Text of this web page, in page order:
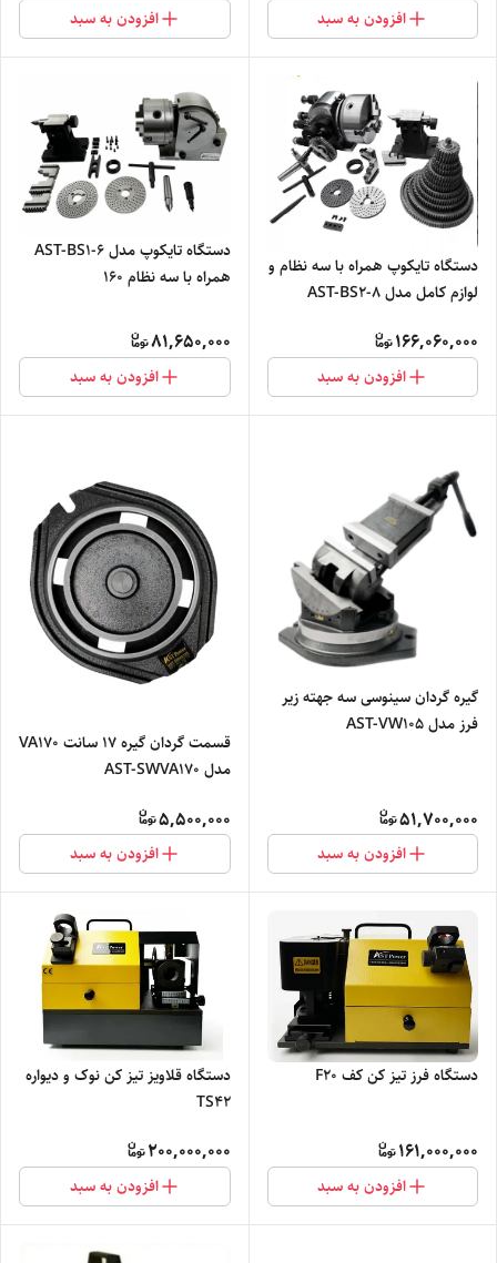
افزودن به سبد افزودن به سبد
دستگاه تایکوپ همراه با سه نظام و
لوازم کامل مدل AST-BS2-8
166,060,000
افزودن به سبد
دستگاه تایکوپ مدل AST-BS1-6
همراه با سه نظام 160
81,650,000
افزودن به سبد
گیره گردان سینوسی سه جهته زیر
فرز مدل AST-VW105
51,700,000
افزودن به سبد
قسمت گردان گیره 17 سانت VA170
مدل AST-SWVA170
5,500,000
افزودن به سبد
دستگاه فرز تیز کن کف F20
161,000,000
افزودن به سبد
دستگاه قلاویز تیز کن نوک و دیواره
TS42
200,000,000
افزودن به سبد